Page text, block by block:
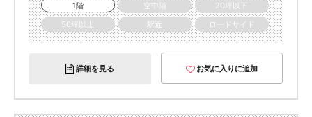
1階
空中階
20坪以下
50坪以上
駅近 ロードサイド
詳細を見る お気に入りに追加